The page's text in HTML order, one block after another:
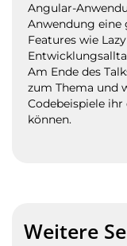
Angular-
Anwendung eine
Features wie
Am Ende des
zum Thema und
Codebeispiele
können.
Weitere